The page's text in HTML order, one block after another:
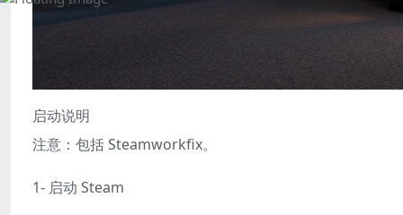
启动说明
注意：包括 Steamworkfix。
1- 启动 Steam